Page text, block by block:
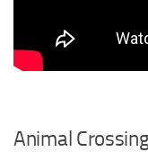
Animal